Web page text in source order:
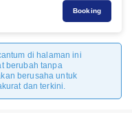
Booking
di halaman ini
berubah tanpa
berusaha untuk
dan terkini.